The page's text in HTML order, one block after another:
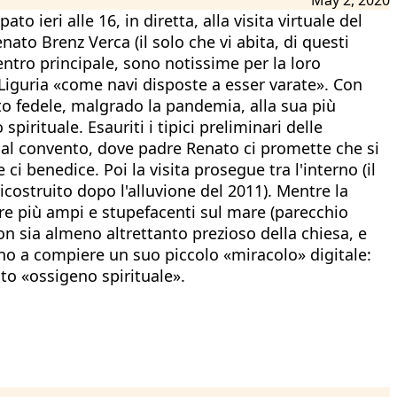
ieri alle 16, in diretta, alla visita virtuale del
Brenz Verca (il solo che vi abita, di questi
principale, sono notissime per la loro
«come navi disposte a esser varate». Con
fedele, malgrado la pandemia, alla sua più
spirituale. Esauriti i tipici preliminari delle
convento, dove padre Renato ci promette che si
ci benedice. Poi la visita prosegue tra l'interno (il
dopo l'alluvione del 2011). Mentre la
più ampi e stupefacenti sul mare (parecchio
sia almeno altrettanto prezioso della chiesa, e
a compiere un suo piccolo «miracolo» digitale:
«ossigeno spirituale».